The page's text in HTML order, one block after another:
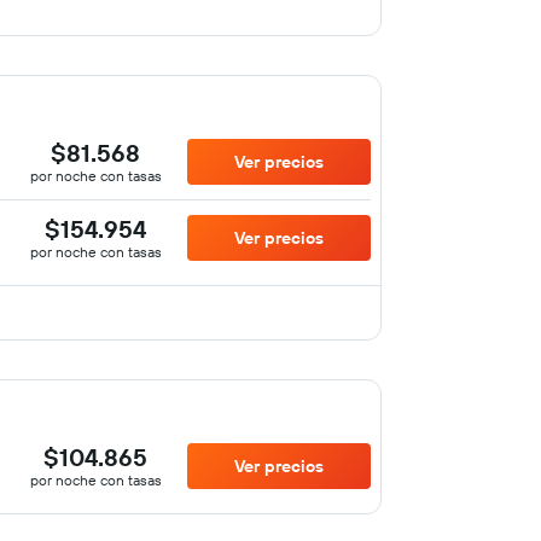
$81.568
por noche con tasas
Ver precios
$154.954
por noche con tasas
Ver precios
$104.865
por noche con tasas
Ver precios